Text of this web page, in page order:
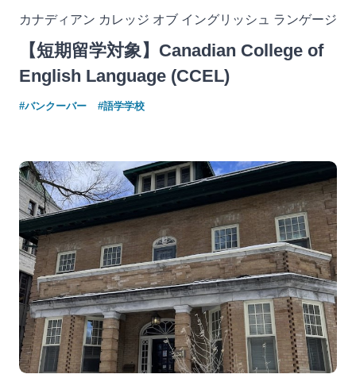
カナディアン カレッジ オブ イングリッシュ ランゲージ
【短期留学対象】Canadian College of
English Language (CCEL)
#バンクーバー #語学学校